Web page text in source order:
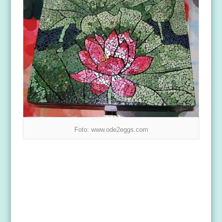
Foto: www.ode2eggs.com